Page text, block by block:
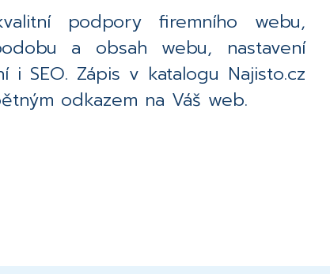
podpory firemního webu,
a obsah webu, nastavení
SEO. Zápis v katalogu Najisto.cz
odkazem na Váš web.